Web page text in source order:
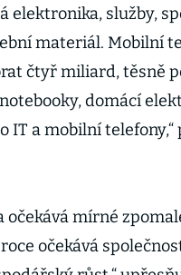
elektronika, služby,
materiál. Mobilní
čtyř miliard, těsně
domácí
IT a mobilní telefony,“
očekává mírné
očekává